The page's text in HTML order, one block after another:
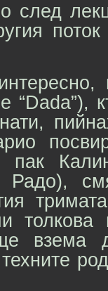
след
“Dada”),
пак
Радо),
толкова
взема